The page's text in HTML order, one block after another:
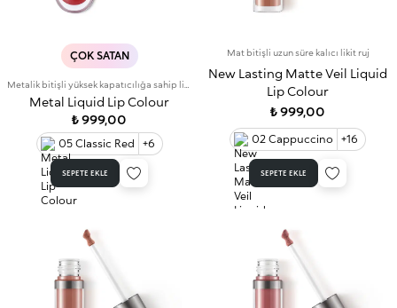
ÇOK SATAN
Metal Liquid Lip Colour
₺ 999,00
05 Classic Red +6
SEPETE EKLE
Mat bitişli uzun süre kalıcı likit ruj
New Lasting Matte Veil Liquid
Lip Colour
₺ 999,00
02 Cappuccino +16
SEPETE EKLE